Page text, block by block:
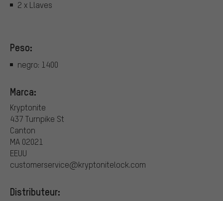
2 x Llaves
Peso:
negro: 1400
Marca:
Kryptonite
437 Turnpike St
Canton
MA 02021
EEUU
customerservice@kryptonitelock.com
Distributeur: